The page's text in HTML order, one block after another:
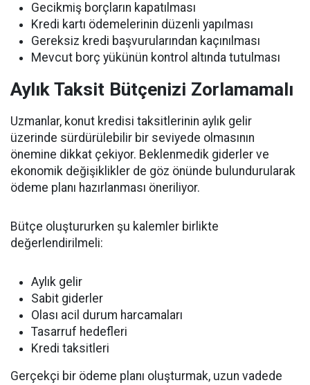
Gecikmiş borçların kapatılması
Kredi kartı ödemelerinin düzenli yapılması
Gereksiz kredi başvurularından kaçınılması
Mevcut borç yükünün kontrol altında tutulması
Aylık Taksit Bütçenizi Zorlamamalı
Uzmanlar, konut kredisi taksitlerinin aylık gelir
üzerinde sürdürülebilir bir seviyede olmasının
önemine dikkat çekiyor. Beklenmedik giderler ve
ekonomik değişiklikler de göz önünde bulundurularak
ödeme planı hazırlanması öneriliyor.
Bütçe oluştururken şu kalemler birlikte
değerlendirilmeli:
Aylık gelir
Sabit giderler
Olası acil durum harcamaları
Tasarruf hedefleri
Kredi taksitleri
Gerçekçi bir ödeme planı oluşturmak, uzun vadede